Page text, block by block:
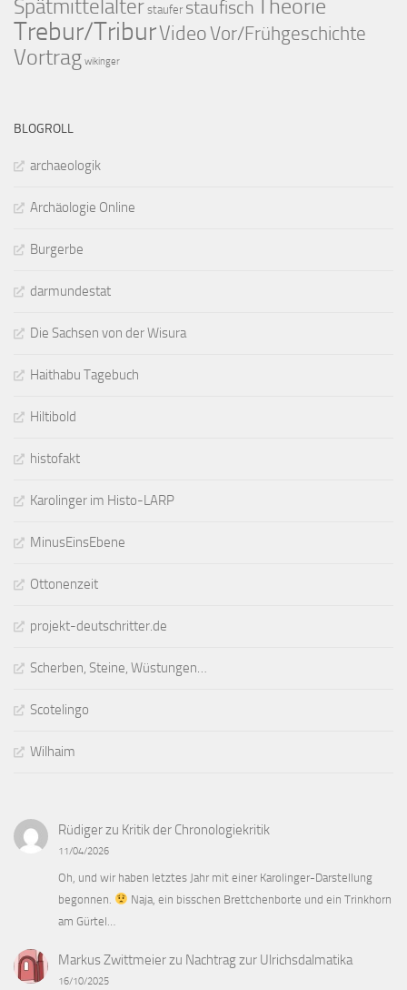
Spätmittelalter staufer staufisch Theorie
Trebur/TriburVideoVor/Frühgeschichte
Vortrag wikinger
BLOGROLL
archaeologik
Archäologie Online
Burgerbe
darmundestat
Die Sachsen von der Wisura
Haithabu Tagebuch
Hiltibold
histofakt
Karolinger im Histo-LARP
MinusEinsEbene
Ottonenzeit
projekt-deutschritter.de
Scherben, Steine, Wüstungen…
Scotelingo
Wilhaim
Rüdigerzu Kritik der Chronologiekritik
11/04/2026
Oh, und wir haben letztes Jahr mit einer Karolinger-Darstellung
begonnen.
Naja, ein bisschen Brettchenborte und ein Trinkhorn
am Gürtel…
Markus Zwittmeierzu Nachtrag zur Ulrichsdalmatika
16/10/2025